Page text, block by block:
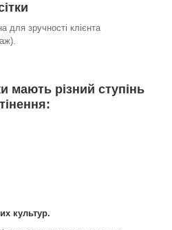
для зручності клієнта
мають різний ступінь
культур.